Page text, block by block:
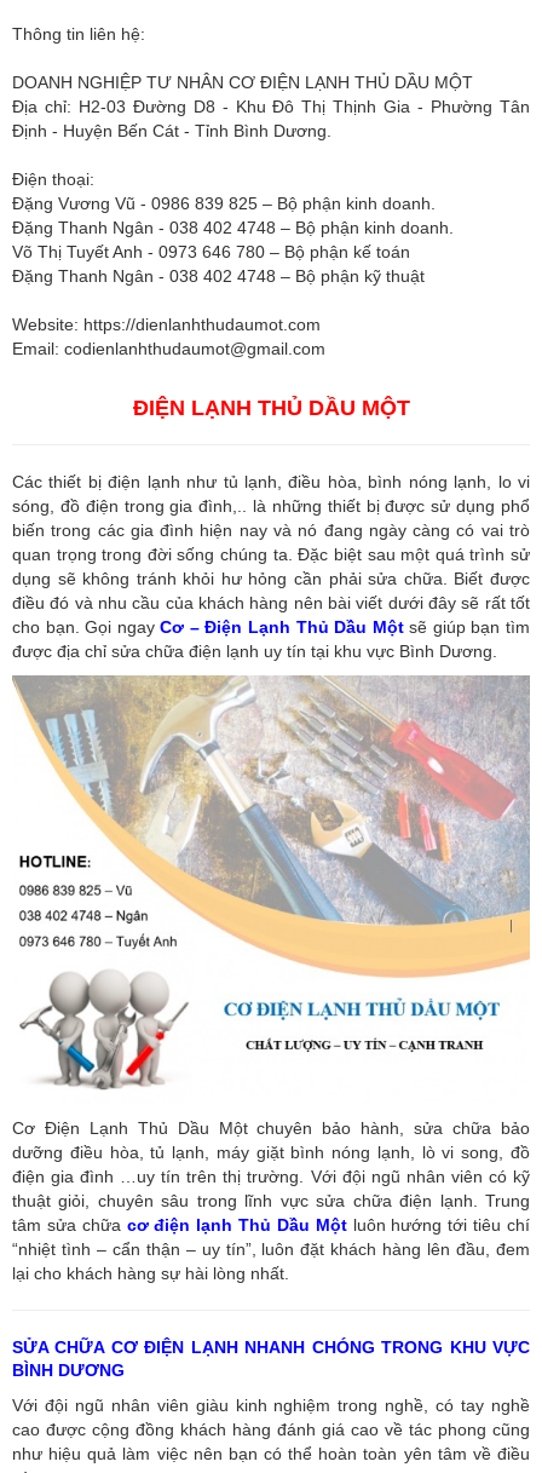
Thông tin liên hệ:
DOANH NGHIỆP TƯ NHÂN CƠ ĐIỆN LẠNH THỦ DẦU MỘT
Địa chỉ: H2-03 Đường D8 - Khu Đô Thị Thịnh Gia - Phường Tân
Định - Huyện Bến Cát - Tỉnh Bình Dương.
Điện thoại:
Đặng Vương Vũ - 0986 839 825 – Bộ phận kinh doanh.
Đặng Thanh Ngân - 038 402 4748 – Bộ phận kinh doanh.
Võ Thị Tuyết Anh - 0973 646 780 – Bộ phận kế toán
Đặng Thanh Ngân - 038 402 4748 – Bộ phận kỹ thuật
Website: https://dienlanhthudaumot.com
Email: codienlanhthudaumot@gmail.com
ĐIỆN LẠNH THỦ DẦU MỘT
Các thiết bị điện lạnh như tủ lạnh, điều hòa, bình nóng lạnh, lo vi
sóng, đồ điện trong gia đình,.. là những thiết bị được sử dụng phổ
biến trong các gia đình hiện nay và nó đang ngày càng có vai trò
quan trọng trong đời sống chúng ta. Đặc biệt sau một quá trình sử
dụng sẽ không tránh khỏi hư hỏng cần phải sửa chữa. Biết được
điều đó và nhu cầu của khách hàng nên bài viết dưới đây sẽ rất tốt
cho bạn. Gọi ngayCơ – Điện Lạnh Thủ Dầu Một sẽ giúp bạn tìm
được địa chỉ sửa chữa điện lạnh uy tín tại khu vực Bình Dương.
Cơ Điện Lạnh Thủ Dầu Một chuyên bảo hành, sửa chữa bảo
dưỡng điều hòa, tủ lạnh, máy giặt bình nóng lạnh, lò vi song, đồ
điện gia đình …uy tín trên thị trường. Với đội ngũ nhân viên có kỹ
thuật giỏi, chuyên sâu trong lĩnh vực sửa chữa điện lạnh. Trung
tâm sửa chữa cơ điện lạnh Thủ Dầu Mộtluôn hướng tới tiêu chí
“nhiệt tình – cẩn thận – uy tín”, luôn đặt khách hàng lên đầu, đem
lại cho khách hàng sự hài lòng nhất.
SỬA CHỮA CƠ ĐIỆN LẠNH NHANH CHÓNG TRONG KHU VỰC
BÌNH DƯƠNG
Với đội ngũ nhân viên giàu kinh nghiệm trong nghề, có tay nghề
cao được cộng đồng khách hàng đánh giá cao về tác phong cũng
như hiệu quả làm việc nên bạn có thể hoàn toàn yên tâm về điều